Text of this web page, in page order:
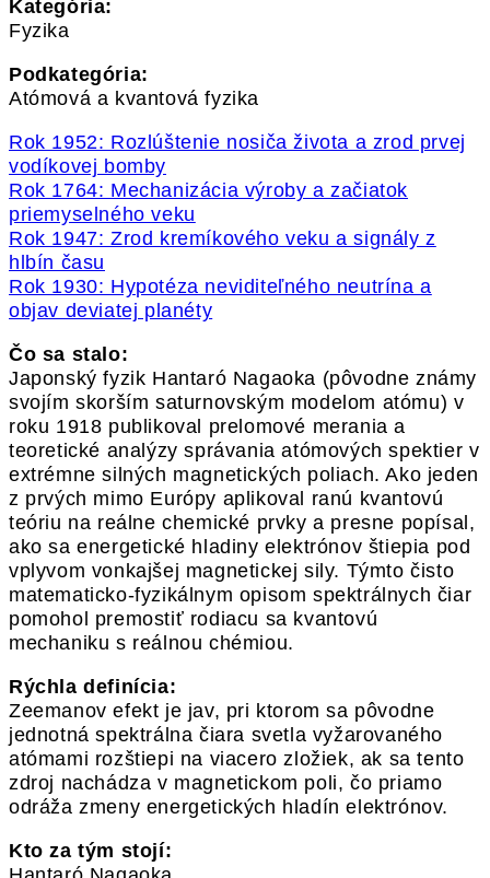
Kategória:
Fyzika
Podkategória:
Atómová a kvantová fyzika
Rok 1952: Rozlúštenie nosiča života a zrod prvej
vodíkovej bomby
Rok 1764: Mechanizácia výroby a začiatok
priemyselného veku
Rok 1947: Zrod kremíkového veku a signály z
hlbín času
Rok 1930: Hypotéza neviditeľného neutrína a
objav deviatej planéty
Čo sa stalo:
Japonský fyzik Hantaró Nagaoka (pôvodne známy
svojím skorším saturnovským modelom atómu) v
roku 1918 publikoval prelomové merania a
teoretické analýzy správania atómových spektier v
extrémne silných magnetických poliach. Ako jeden
z prvých mimo Európy aplikoval ranú kvantovú
teóriu na reálne chemické prvky a presne popísal,
ako sa energetické hladiny elektrónov štiepia pod
vplyvom vonkajšej magnetickej sily. Týmto čisto
matematicko-fyzikálnym opisom spektrálnych čiar
pomohol premostiť rodiacu sa kvantovú
mechaniku s reálnou chémiou.
Rýchla definícia:
Zeemanov efekt je jav, pri ktorom sa pôvodne
jednotná spektrálna čiara svetla vyžarovaného
atómami rozštiepi na viacero zložiek, ak sa tento
zdroj nachádza v magnetickom poli, čo priamo
odráža zmeny energetických hladín elektrónov.
Kto za tým stojí: